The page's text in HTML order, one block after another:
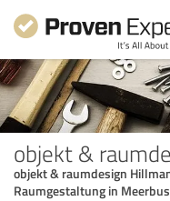
objekt &
objekt & raumdesign
Raumgestaltung in